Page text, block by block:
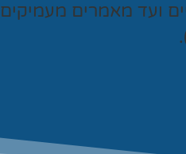
ועד מאמרים מעמיקים